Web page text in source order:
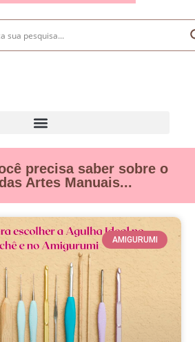
precisa saber sobre o
Artes Manuais...
AMIGURUMI